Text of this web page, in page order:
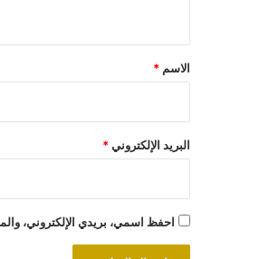
*
الاسم *
البريد الإلكتروني*
احفظ اسمي، بريدي الإلكتروني،